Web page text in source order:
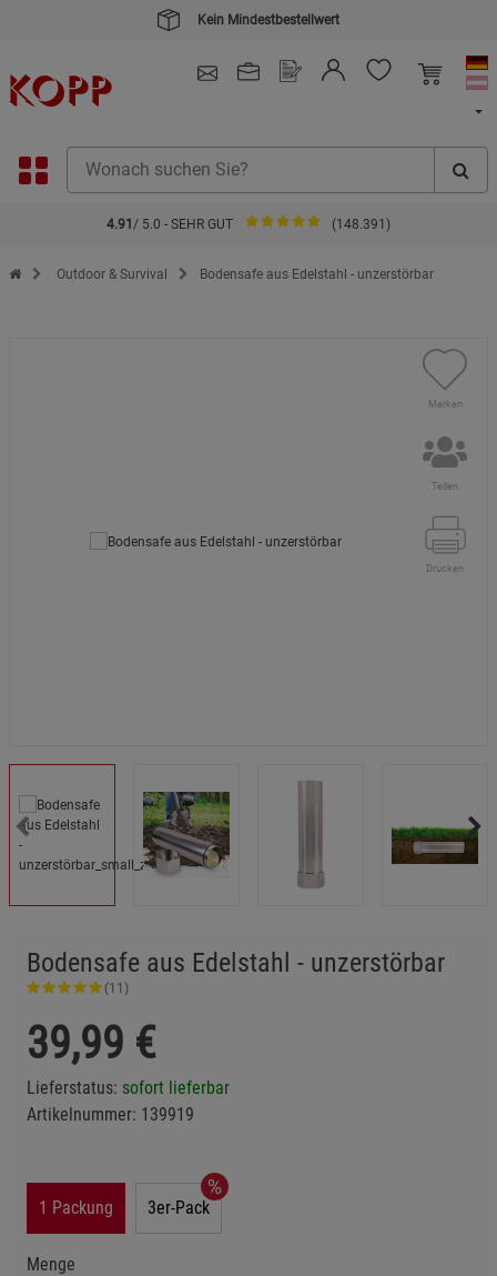
Kein Mindestbestellwert
4.91 / 5.0 - SEHR GUT (148.391)
Zur Startseite des Kopp Verlag Online-Shop
Outdoor & Survival Bodensafe aus Edelstahl - unzerstörbar
Merken
Teilen
Drucken
Bodensafe aus Edelstahl - unzerstörbar
(11)
39,99 €
Lieferstatus: sofort lieferbar
Artikelnummer: 139919
1 Packung 3er-Pack
Menge